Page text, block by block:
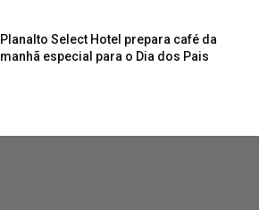
Planalto Select Hotel prepara café da
manhã especial para o Dia dos Pais